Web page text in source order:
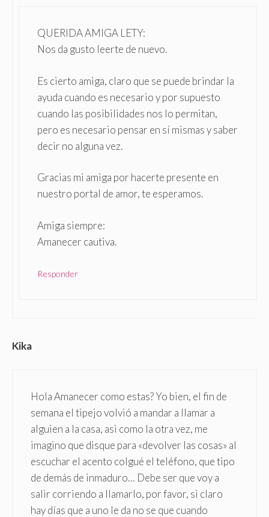
QUERIDA AMIGA LETY:
Nos da gusto leerte de nuevo.
Es cierto amiga, claro que se puede brindar la
ayuda cuando es necesario y por supuesto
cuando las posibilidades nos lo permitan,
pero es necesario pensar en sí mismas y saber
decir no alguna vez.
Gracias mi amiga por hacerte presente en
nuestro portal de amor, te esperamos.
Amiga siempre:
Amanecer cautiva.
Responder
Kika
Hola Amanecer como estas? Yo bien, el fin de
semana el tipejo volvió a mandar a llamar a
alguien a la casa, asi como la otra vez, me
imagino que disque para «devolver las cosas» al
escuchar el acento colgué el teléfono, que tipo
de demás de inmaduro… Debe ser que voy a
salir corriendo a llamarlo, por favor, si claro
hay días que a uno le da no se que cuando